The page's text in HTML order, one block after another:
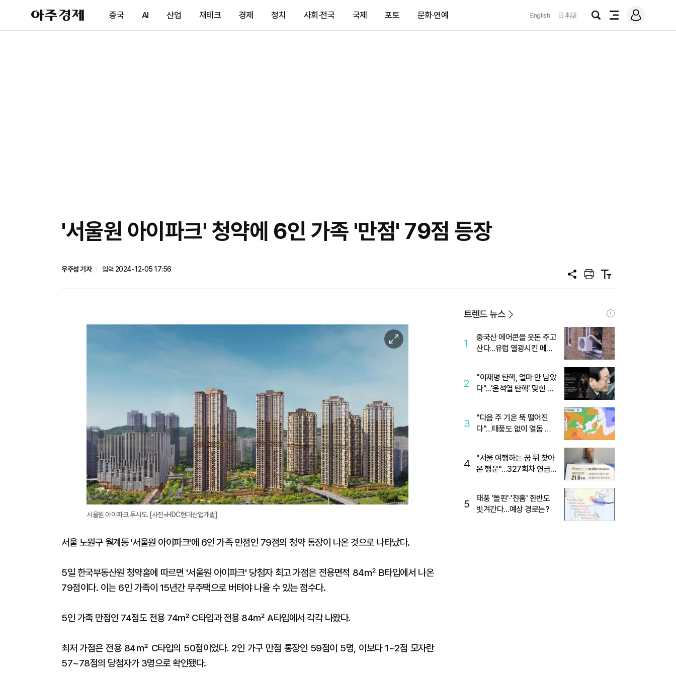
아
주
제
중국 AI 산업 재테크 경제 정치 사회·전국 국제 포토 문화·연예 English 日本語
검
전
메
그
'서울원 아이파크' 청약에 6인 가족 '만점' 79점 등장
우주성 기자
입력 2024-12-05 17:56
공
프
트
텍
트
이
미
서울원 아이파크 투시도. [사진=HDC현대산업개발]
서울 노원구 월계동 '서울원 아이파크'에 6인 가족 만점인 79점의 청약 통장이 나온 것으로 나타났다.
5일 한국부동산원 청약홈에 따르면 '서울원 아이파크' 당첨자 최고 가점은 전용면적 84㎡ B타입에서 나온
79점이다. 이는 6인 가족이 15년간 무주택으로 버텨야 나올 수 있는 점수다.
5인 가족 만점인 74점도 전용 74㎡ C타입과 전용 84㎡ A타입에서 각각 나왔다.
최저 가점은 전용 84㎡ C타입의 50점이었다. 2인 가구 만점 통장인 59점이 5명, 이보다 1~2점 모자란
57~78점의 당첨자가 3명으로 확인됐다.
트렌드 뉴스
1
중국산 에어콘을 웃돈 주고
산다...유럽 열광시킨 메이
2
"이재명 탄핵, 얼마 안 남았
다"...'윤석열 탄핵' 맞힌 무
3
"다음 주 기온 뚝 떨어진
다"…태풍도 없이 열돔 박
4
"서울 여행하는 꿈 뒤 찾아
온 행운"…327회차 연금
5
태풍 '돌핀'·'찬홈' 한반도
빗겨간다…예상 경로는?